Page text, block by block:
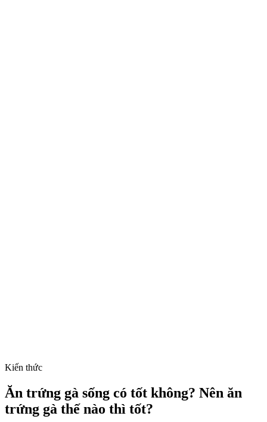
Kiến thức
Ăn trứng gà sống có tốt không? Nên ăn
trứng gà thế nào thì tốt?